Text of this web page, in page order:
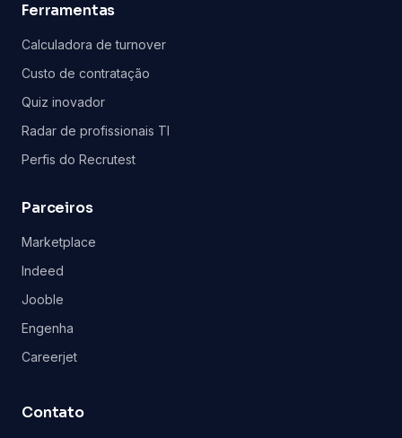
Ferramentas
Calculadora de turnover
Custo de contratação
Quiz inovador
Radar de profissionais TI
Perfis do Recrutest
Parceiros
Marketplace
Indeed
Jooble
Engenha
Careerjet
Contato